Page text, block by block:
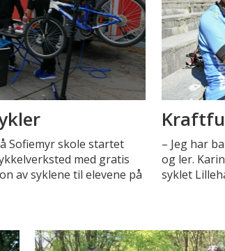
Sofiemyr skole startet
med gratis
av syklene til elevene på
– Jeg har
og ler.
syklet